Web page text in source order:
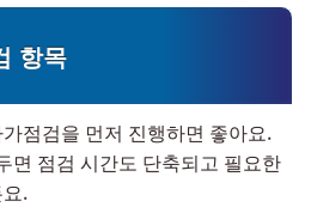
항목
점검을 먼저 진행하면 좋아요.
면 점검 시간도 단축되고 필요한
.